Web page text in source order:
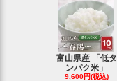
富山県産 「低タ
ンパク米」
9,600円(税込)